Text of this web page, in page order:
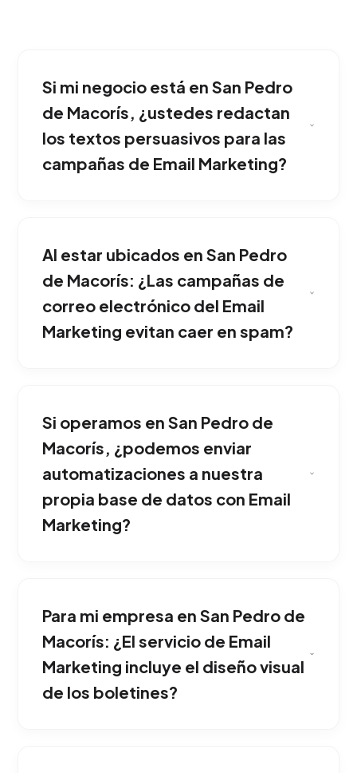
Si mi negocio está en San Pedro
de Macorís, ¿ustedes redactan
los textos persuasivos para las
campañas de Email Marketing?
(opt-in) y depuramos listas inactivas para
mantener la entregabilidad impecable. Es la
mejor opción para competir fuertemente
Al estar ubicados en San Pedro
de Macorís: ¿Las campañas de
correo electrónico del Email
Marketing evitan caer en spam?
catalogadas como correo basura por los filtros
de los proveedores de email. Una ventaja
corporativa sólida si tu empresa opera en San
Si operamos en San Pedro de
Macorís, ¿podemos enviar
automatizaciones a nuestra
propia base de datos con Email
Marketing?
corporativos y aseguran una lectura perfecta
en cualquier pantalla móvil o de escritorio.
Esta estrategia ha demostrado una gran
eficacia comercial en San Pedro de Macorís.
Para mi empresa en San Pedro de
Macorís: ¿El servicio de Email
Marketing incluye el diseño visual
de los boletines?